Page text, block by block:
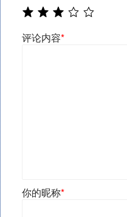
评论内容*
你的昵称*